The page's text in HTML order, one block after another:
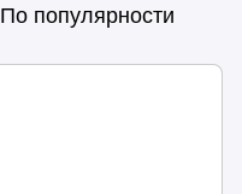
По популярности